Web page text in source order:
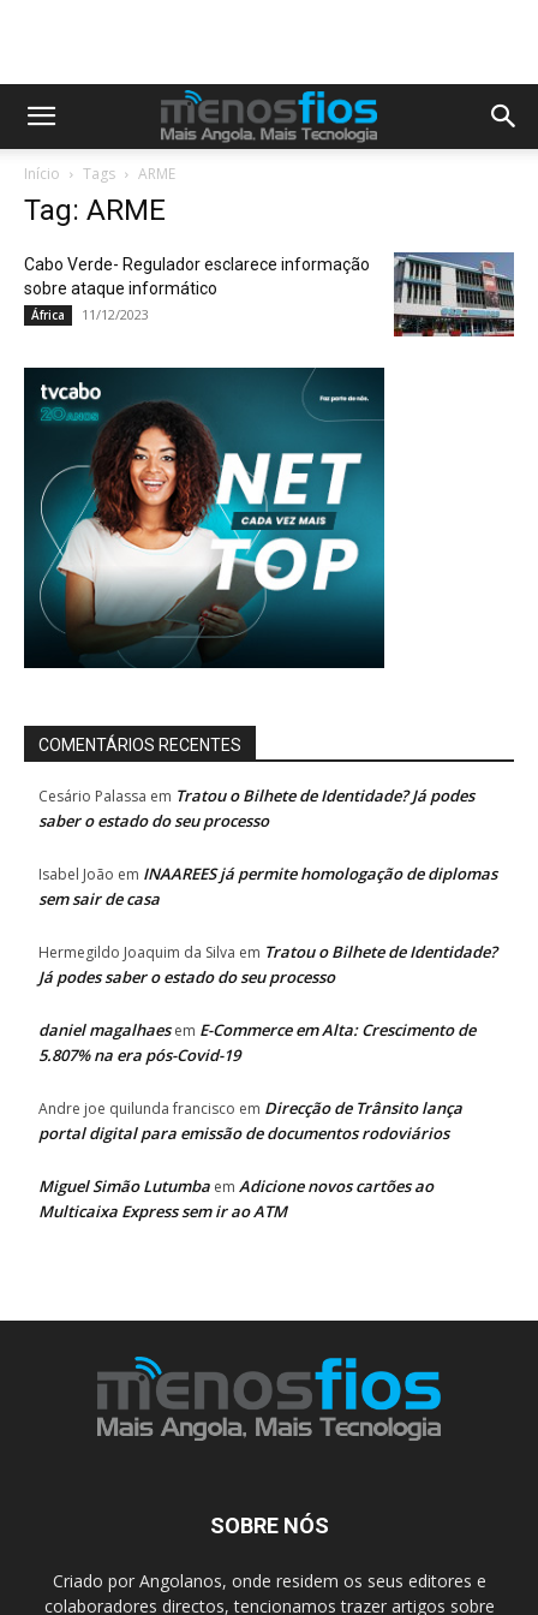
Início Tags ARME
Tag: ARME
Cabo Verde- Regulador esclarece informação
sobre ataque informático
África 11/12/2023
COMENTÁRIOS RECENTES
Cesário Palassa em Tratou o Bilhete de Identidade? Já podes
saber o estado do seu processo
Isabel João em INAAREES já permite homologação de diplomas
sem sair de casa
Hermegildo Joaquim da Silva em Tratou o Bilhete de Identidade?
Já podes saber o estado do seu processo
daniel magalhaesem E-Commerce em Alta: Crescimento de
5.807% na era pós-Covid-19
Andre joe quilunda francisco em Direcção de Trânsito lança
portal digital para emissão de documentos rodoviários
Miguel Simão Lutumba em Adicione novos cartões ao
Multicaixa Express sem ir ao ATM
SOBRE NÓS
Criado por Angolanos, onde residem os seus editores e
colaboradores directos, tencionamos trazer artigos sobre